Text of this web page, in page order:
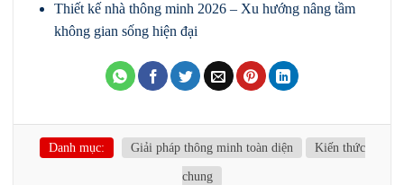
Thiết kế nhà thông minh 2026 – Xu hướng nâng tầm
không gian sống hiện đại
Danh mục: Giải pháp thông minh toàn diện Kiến thức
chung